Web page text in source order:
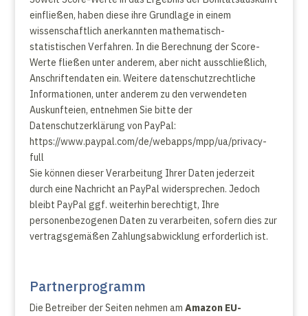
einfließen, haben diese ihre Grundlage in einem
wissenschaftlich anerkannten mathematisch-
statistischen Verfahren. In die Berechnung der Score-
Werte fließen unter anderem, aber nicht ausschließlich,
Anschriftendaten ein. Weitere datenschutzrechtliche
Informationen, unter anderem zu den verwendeten
Auskunfteien, entnehmen Sie bitte der
Datenschutzerklärung von PayPal:
https://www.paypal.com/de/webapps/mpp/ua/privacy-
full
Sie können dieser Verarbeitung Ihrer Daten jederzeit
durch eine Nachricht an PayPal widersprechen. Jedoch
bleibt PayPal ggf. weiterhin berechtigt, Ihre
personenbezogenen Daten zu verarbeiten, sofern dies zur
vertragsgemäßen Zahlungsabwicklung erforderlich ist.
Partnerprogramm
Die Betreiber der Seiten nehmen am Amazon EU-